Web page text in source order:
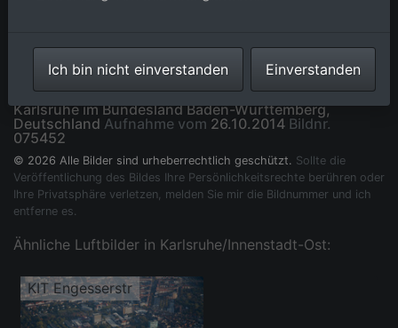
KIT Engesserstr im Ortsteil Innenstadt-Ost in
Karlsruhe im Bundesland Baden-Württemberg,
Deutschland Aufnahme vom 26.10.2014 Bildnr.
075452
© 2026 Alle Bilder sind urheberrechtlich geschützt. Sollte die
Veröffentlichung des Bildes Ihre Persönlichkeitsrechte berühren oder
Ihre Privatsphäre verletzen, melden Sie mir die Bildnummer und ich
entferne es.
Ähnliche Luftbilder in Karlsruhe/Innenstadt-Ost:
KIT Engesserstr
Ich bin nicht einverstanden Einverstanden